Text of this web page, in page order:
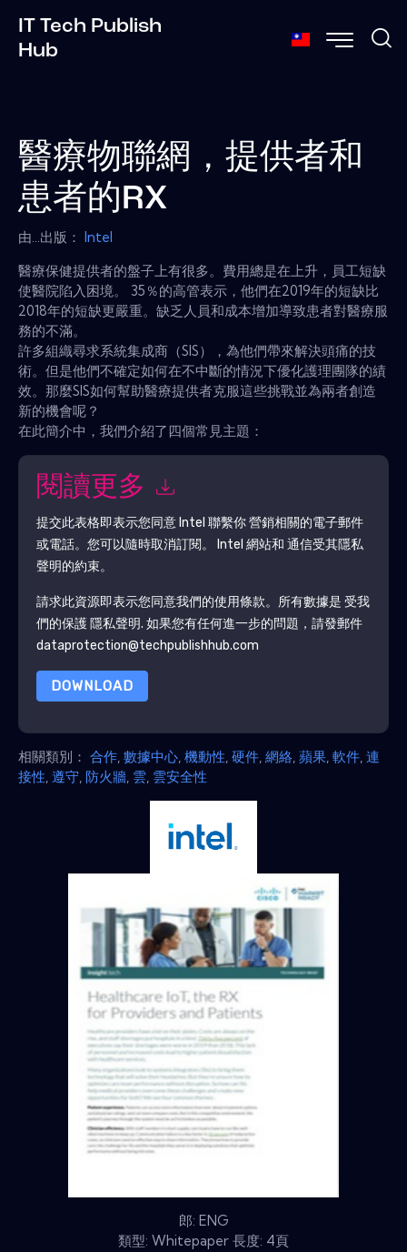
IT Tech Publish
Hub
醫療物聯網，提供者和
患者的RX
由...出版： Intel
醫療保健提供者的盤子上有很多。費用總是在上升，員工短缺
使醫院陷入困境。 35％的高管表示，他們在2019年的短缺比
2018年的短缺更嚴重。缺乏人員和成本增加導致患者對醫療服
務的不滿。
許多組織尋求系統集成商（SIS），為他們帶來解決頭痛的技
術。但是他們不確定如何在不中斷的情況下優化護理團隊的績
效。那麼SIS如何幫助醫療提供者克服這些挑戰並為兩者創造
新的機會呢？
在此簡介中，我們介紹了四個常見主題：
閱讀更多
提交此表格即表示您同意 Intel 聯繫你 營銷相關的電子郵件
或電話。您可以隨時取消訂閱。
Intel 網站和 通信受其隱私
聲明的約束。
請求此資源即表示您同意我們的使用條款。所有數據是 受我
們的保護 隱私聲明. 如果您有任何進一步的問題，請發郵件
dataprotection@techpublishhub.com
DOWNLOAD
相關類別： 合作 數據中心 機動性 硬件 網絡 蘋果 軟件 連
接性 遵守 防火牆 雲 雲安全性
郎: ENG
類型: Whitepaper 長度: 4頁